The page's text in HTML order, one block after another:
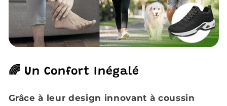
🌈 Un Confort Inégalé
Grâce à leur design innovant à coussin